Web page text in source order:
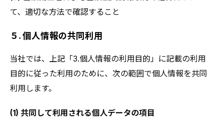
て、適切な方法で確認すること
５. 個人情報の共同利用
当社では、上記「3.個人情報の利用目的」に記載の利用
目的に従った利用のために、次の範囲で個人情報を共同
利用します。
(1) 共同して利用される個人データの項目